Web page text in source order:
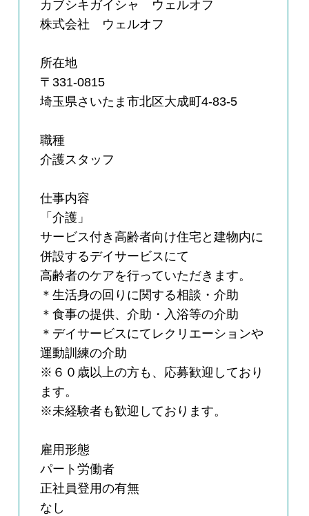
カブシキガイシャ ウェルオフ
株式会社 ウェルオフ
所在地
〒331-0815
埼玉県さいたま市北区大成町4-83-5
職種
介護スタッフ
仕事内容
「介護」
サービス付き高齢者向け住宅と建物内に
併設するデイサービスにて
高齢者のケアを行っていただきます。
＊生活身の回りに関する相談・介助
＊食事の提供、介助・入浴等の介助
＊デイサービスにてレクリエーションや
運動訓練の介助
※６０歳以上の方も、応募歓迎しており
ます。
※未経験者も歓迎しております。
雇用形態
パート労働者
正社員登用の有無
なし